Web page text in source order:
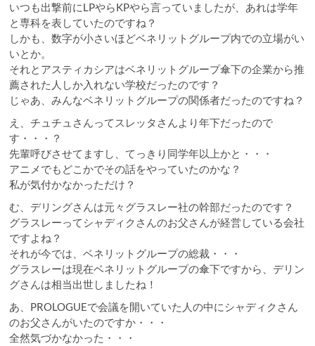
いつも出撃前にLPやらKPやら言っていましたが、あれは学年
と専科を表していたのですね？
しかも、数字が小さいほどベネリットグループ内での立場がい
いとか。
それとアスティカシアはベネリットグループ傘下の企業から推
薦された人しか入れない学校だったのです？
じゃあ、みんなベネリットグループの関係者だったのですね？
え、チュチュさんってスレッタさんより年下だったので
す・・・？
先輩呼びさせてますし、てっきり同学年以上かと・・・
アニメでもどこかでその話をやっていたのかな？
私が気付かなかっただけ？
む、デリングさんは元々グラスレー社の幹部だったのです？
グラスレーってシャディクさんのお父さんが経営している会社
ですよね？
それが今では、ベネリットグループの総裁・・・
グラスレーは現在ベネリットグループの傘下ですから、デリン
グさんは相当出世しましたね！
あ、PROLOGUEで会議を開いていた人の中にシャディクさん
のお父さんがいたのですか・・・
全然気づかなかった・・・